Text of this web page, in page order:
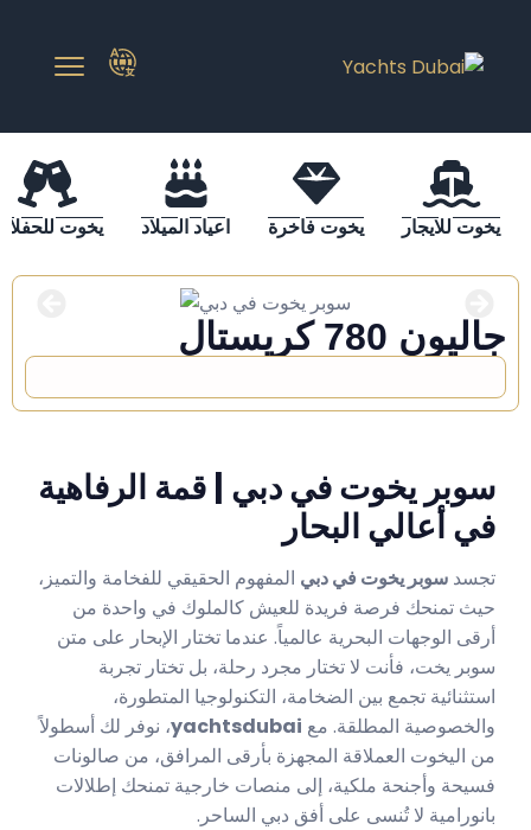
يخوت للايجار يخوت فاخرة اعياد الميلاد يخوت
سوبر يخوت في دبي | قمة الرفاهية
في أعالي البحار
تجسد سوبر يخوت في دبي المفهوم الحقيقي للفخامة والتميز،
حيث تمنحك فرصة فريدة للعيش كالملوك في واحدة من
أرقى الوجهات البحرية عالمياً. عندما تختار الإبحار على متن
سوبر يخت، فأنت لا تختار مجرد رحلة، بل تختار تجربة
استثنائية تجمع بين الضخامة، التكنولوجيا المتطورة،
والخصوصية المطلقة. مع yachtsdubai، نوفر لك أسطولاً
من اليخوت العملاقة المجهزة بأرقى المرافق، من صالونات
فسيحة وأجنحة ملكية، إلى منصات خارجية تمنحك إطلالات
بانورامية لا تُنسى على أفق دبي الساحر.
جاليون 780 كريستال